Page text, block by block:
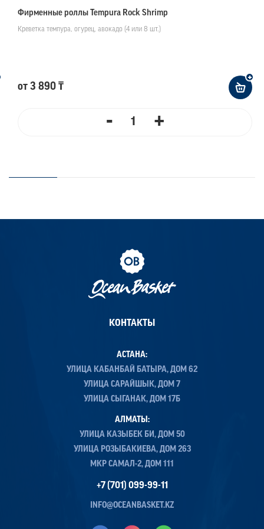
Фирменные роллы Tempura Rock Shrimp
Креветка темпура, огурец, авокадо (4 или 8 шт.)
от 3 890 ₸
- +
КОНТАКТЫ
АСТАНА:
УЛИЦА КАБАНБАЙ БАТЫРА, ДОМ 62
УЛИЦА САРАЙШЫК, ДОМ 7
УЛИЦА СЫГАНАК, ДОМ 17Б
АЛМАТЫ:
УЛИЦА КАЗЫБЕК БИ, ДОМ 50
УЛИЦА РОЗЫБАКИЕВА, ДОМ 263
МКР САМАЛ-2, ДОМ 111
+7 (701) 099-99-11
INFO@OCEANBASKET.KZ